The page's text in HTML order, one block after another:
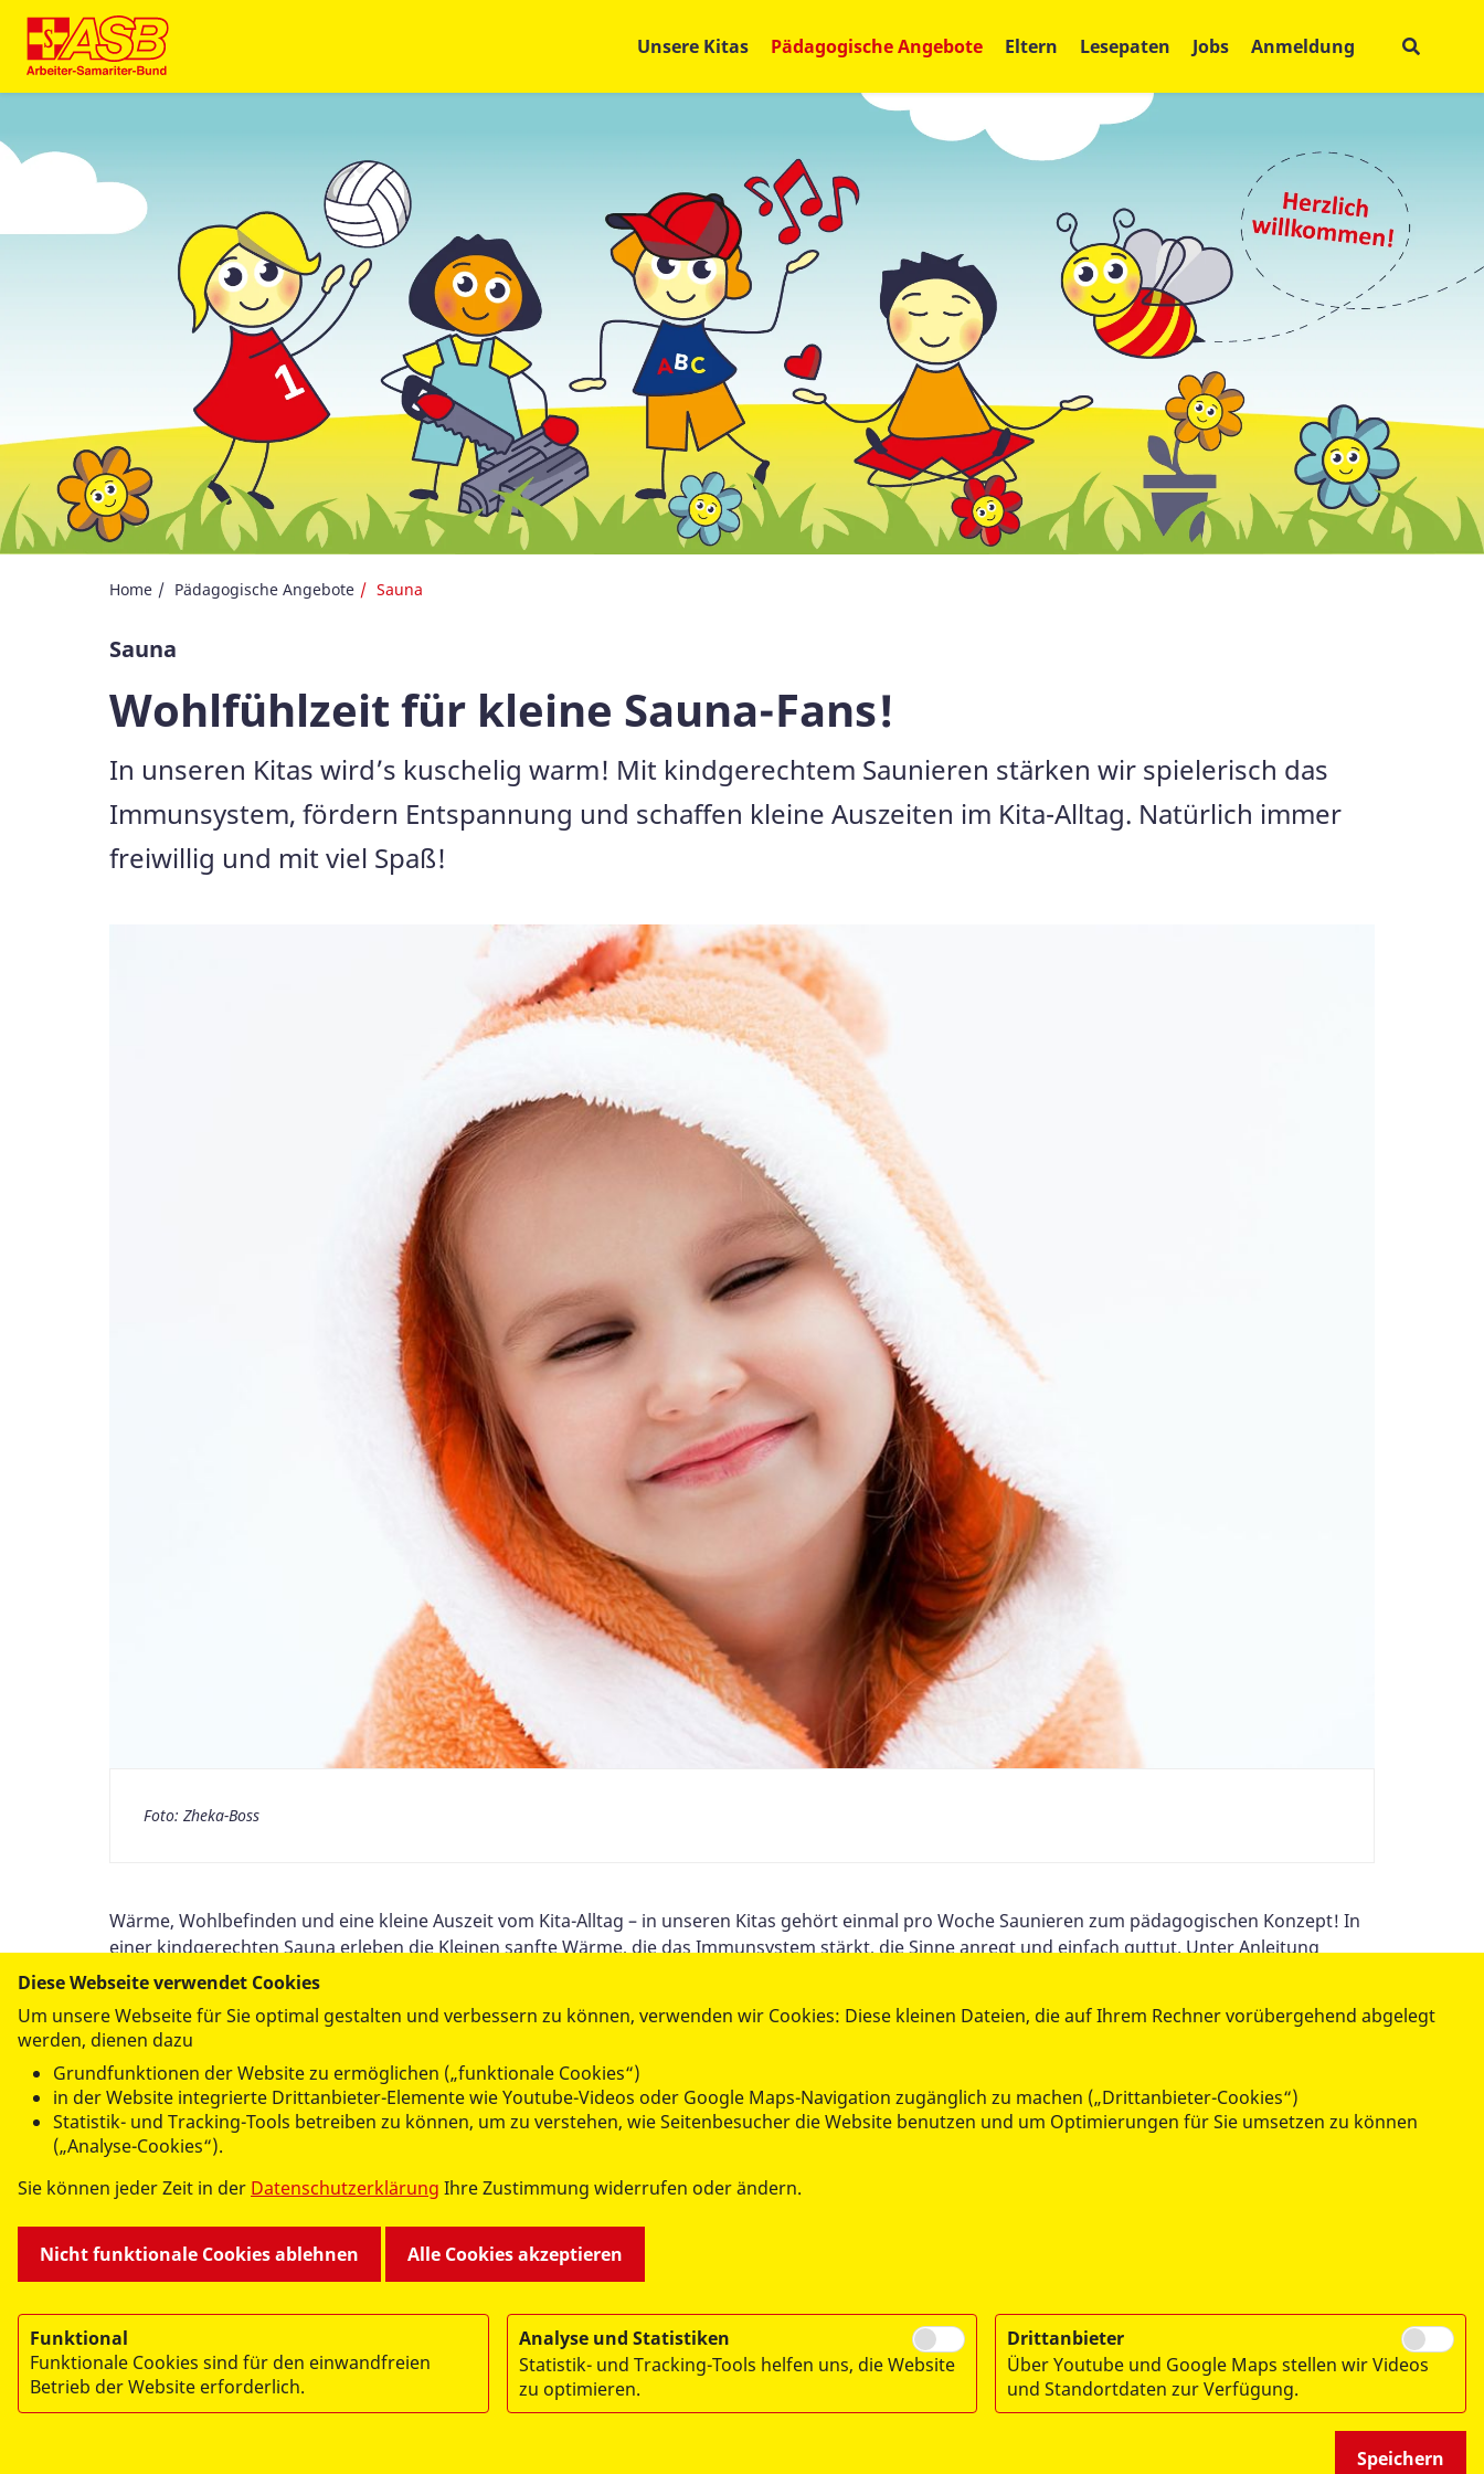
Unsere Kitas Pädagogische Angebote Eltern Lesepaten Jobs Anmeldung
Home Pädagogische Angebote Sauna
Sauna
Wohlfühlzeit für kleine Sauna-Fans!
In unseren Kitas wird’s kuschelig warm! Mit kindgerechtem Saunieren stärken wir spielerisch das
Immunsystem, fördern Entspannung und schaffen kleine Auszeiten im Kita-Alltag. Natürlich immer
freiwillig und mit viel Spaß!
Foto: Zheka-Boss
Wärme, Wohlbefinden und eine kleine Auszeit vom Kita-Alltag – in unseren Kitas gehört einmal pro Woche Saunieren zum pädagogischen Konzept! In
einer kindgerechten Sauna erleben die Kleinen sanfte Wärme, die das Immunsystem stärkt, die Sinne anregt und einfach guttut. Unter Anleitung
geschulter Fachkräfte werden kurze Saunagänge mit spielerischen Ruhephasen kombiniert – immer freiwillig und angepasst an das individuelle
Warum Sauna in der Kita? Weil sie nicht nur das Körperbewusstsein fördert, sondern auch hilft, zur Ruhe zu kommen. Nach einem aufregenden
Tobetag sorgt die Wärme für Entspannung und stärkt nebenbei die Abwehrkräfte – gerade in der kühlen Jahreszeit ein echter Pluspunkt!
Unsere Sauna-Angebote sind sicher, kindgerecht und eingebettet in ein ganzheitliches Gesundheitskonzept. So wird Wellness schon für die Kleinsten
erlebbar – mit Spaß, Spiel und viel Wohlgefühl.
Diese Webseite verwendet Cookies
Um unsere Webseite für Sie optimal gestalten und verbessern zu können, verwenden wir Cookies: Diese kleinen Dateien, die auf Ihrem Rechner vorübergehend abgelegt
werden, dienen dazu
Grundfunktionen der Website zu ermöglichen („funktionale Cookies“)
in der Website integrierte Drittanbieter-Elemente wie Youtube-Videos oder Google Maps-Navigation zugänglich zu machen („Drittanbieter-Cookies“)
Statistik- und Tracking-Tools betreiben zu können, um zu verstehen, wie Seitenbesucher die Website benutzen und um Optimierungen für Sie umsetzen zu können
(„Analyse-Cookies“).
Sie können jeder Zeit in der Datenschutzerklärung Ihre Zustimmung widerrufen oder ändern.
Nicht funktionale Cookies ablehnen Alle Cookies akzeptieren
Funktional
Funktionale Cookies sind für den einwandfreien
Betrieb der Website erforderlich.
Analyse und Statistiken
Statistik- und Tracking-Tools helfen uns, die Website
zu optimieren.
Drittanbieter
Über Youtube und Google Maps stellen wir Videos
und Standortdaten zur Verfügung.
Speichern